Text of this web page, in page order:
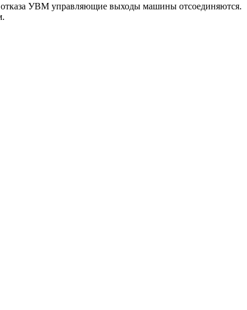
отказа УВМ управляющие выходы машины отсоединяются.